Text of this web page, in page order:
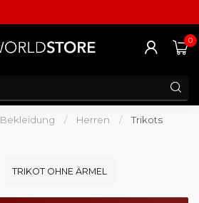
0
Bekleidung / Herren / Trikots
TRIKOT OHNE ÄRMEL